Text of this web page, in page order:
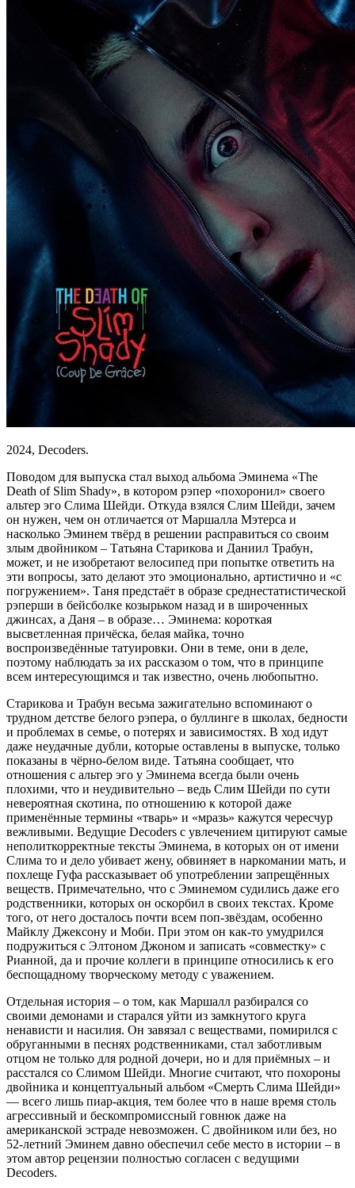
2024, Decoders.
Поводом для выпуска стал выход альбома Эминема «The
Death of Slim Shady», в котором рэпер «похоронил» своего
альтер эго Слима Шейди. Откуда взялся Слим Шейди, зачем
он нужен, чем он отличается от Маршалла Мэтерса и
насколько Эминем твёрд в решении расправиться со своим
злым двойником – Татьяна Старикова и Даниил Трабун,
может, и не изобретают велосипед при попытке ответить на
эти вопросы, зато делают это эмоционально, артистично и «с
погружением». Таня предстаёт в образе среднестатистической
рэперши в бейсболке козырьком назад и в широченных
джинсах, а Даня – в образе… Эминема: короткая
высветленная причёска, белая майка, точно
воспроизведённые татуировки. Они в теме, они в деле,
поэтому наблюдать за их рассказом о том, что в принципе
всем интересующимся и так известно, очень любопытно.
Старикова и Трабун весьма зажигательно вспоминают о
трудном детстве белого рэпера, о буллинге в школах, бедности
и проблемах в семье, о потерях и зависимостях. В ход идут
даже неудачные дубли, которые оставлены в выпуске, только
показаны в чёрно-белом виде. Татьяна сообщает, что
отношения с альтер эго у Эминема всегда были очень
плохими, что и неудивительно – ведь Слим Шейди по сути
невероятная скотина, по отношению к которой даже
применённые термины «тварь» и «мразь» кажутся чересчур
вежливыми. Ведущие Decoders с увлечением цитируют самые
неполиткорректные тексты Эминема, в которых он от имени
Слима то и дело убивает жену, обвиняет в наркомании мать, и
похлеще Гуфа рассказывает об употреблении запрещённых
веществ. Примечательно, что с Эминемом судились даже его
родственники, которых он оскорбил в своих текстах. Кроме
того, от него досталось почти всем поп-звёздам, особенно
Майклу Джексону и Моби. При этом он как-то умудрился
подружиться с Элтоном Джоном и записать «совместку» с
Рианной, да и прочие коллеги в принципе относились к его
беспощадному творческому методу с уважением.
Отдельная история – о том, как Маршалл разбирался со
своими демонами и старался уйти из замкнутого круга
ненависти и насилия. Он завязал с веществами, помирился с
обруганными в песнях родственниками, стал заботливым
отцом не только для родной дочери, но и для приёмных – и
расстался со Слимом Шейди. Многие считают, что похороны
двойника и концептуальный альбом «Смерть Слима Шейди»
— всего лишь пиар-акция, тем более что в наше время столь
агрессивный и бескомпромиссный говнюк даже на
американской эстраде невозможен. С двойником или без, но
52-летний Эминем давно обеспечил себе место в истории – в
этом автор рецензии полностью согласен с ведущими
Decoders.